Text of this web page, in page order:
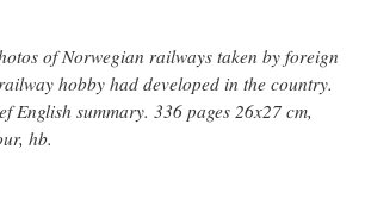
of Norwegian railways taken by foreign
hobby had developed in the country.
English summary. 336 pages 26x27 cm,
hb.